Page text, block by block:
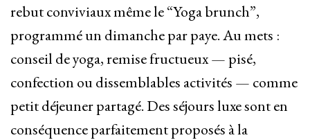
rebut conviviaux même le “Yoga brunch”,
programmé un dimanche par paye. Au mets :
conseil de yoga, remise fructueux — pisé,
confection ou dissemblables activités — comme
petit déjeuner partagé. Des séjours luxe sont en
conséquence parfaitement proposés à la